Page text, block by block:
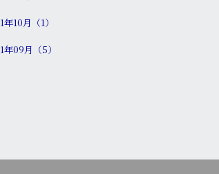
年10月（1）
年09月（5）